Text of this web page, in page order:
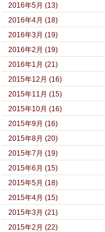
2016年5月 (13)
2016年4月 (18)
2016年3月 (19)
2016年2月 (19)
2016年1月 (21)
2015年12月 (16)
2015年11月 (15)
2015年10月 (16)
2015年9月 (16)
2015年8月 (20)
2015年7月 (19)
2015年6月 (15)
2015年5月 (18)
2015年4月 (15)
2015年3月 (21)
2015年2月 (22)